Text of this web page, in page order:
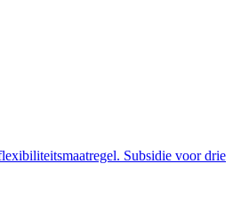
Subsidie voor drie